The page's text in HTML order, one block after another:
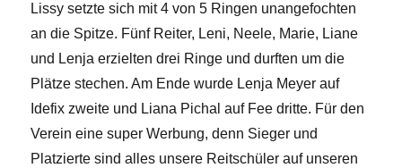
Lissy setzte sich mit 4 von 5 Ringen unangefochten
an die Spitze. Fünf Reiter, Leni, Neele, Marie, Liane
und Lenja erzielten drei Ringe und durften um die
Plätze stechen. Am Ende wurde Lenja Meyer auf
Idefix zweite und Liana Pichal auf Fee dritte. Für den
Verein eine super Werbung, denn Sieger und
Platzierte sind alles unsere Reitschüler auf unseren